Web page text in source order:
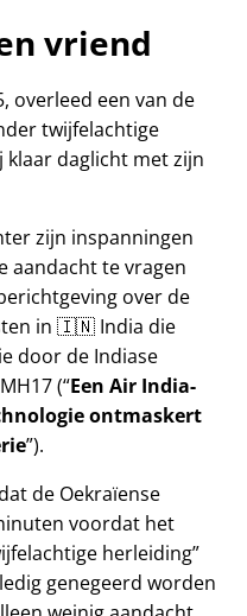
vriend
overleed een van de
twijfelachtige
daglicht met zijn
zijn inspanningen
aandacht te vragen
over de
in 🇮🇳 India die
door de Indiase
MH17( Een Air India-
ontmaskert
).
de Oekraïense
voordat het
herleiding
genegeerd worden